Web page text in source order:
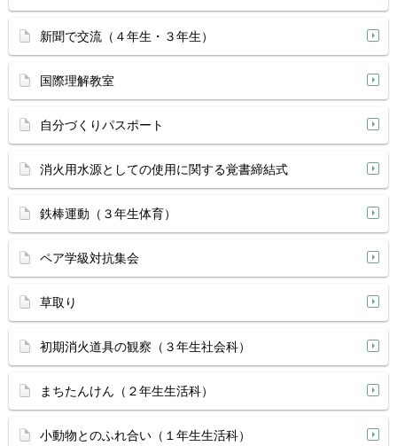
新聞で交流（４年生・３年生）
国際理解教室
自分づくりパスポート
消火用水源としての使用に関する覚書締結式
鉄棒運動（３年生体育）
ペア学級対抗集会
草取り
初期消火道具の観察（３年生社会科）
まちたんけん（２年生生活科）
小動物とのふれ合い（１年生生活科）